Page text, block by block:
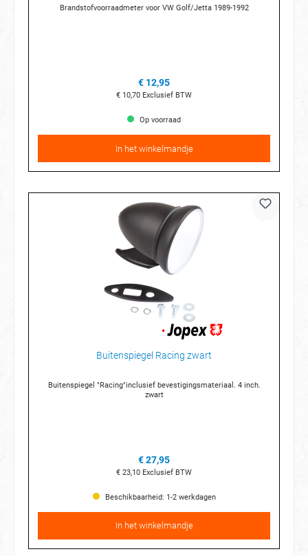
Brandstofvoorraadmeter voor VW Golf/Jetta 1989-1992
€ 12,95
€ 10,70 Exclusief BTW
Op voorraad
In het winkelmandje
Buitenspiegel Racing zwart
Buitenspiegel "Racing"inclusief bevestigingsmateriaal. 4 inch.
zwart
€ 27,95
€ 23,10 Exclusief BTW
Beschikbaarheid: 1-2 werkdagen
In het winkelmandje